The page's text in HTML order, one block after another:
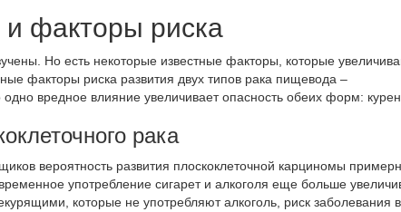
факторы риска
Но есть некоторые известные факторы, которые
факторы риска развития двух типов рака пищевода –
вредное влияние увеличивает опасность обеих форм:
рака
вероятность развития плоскоклеточной карциномы
употребление сигарет и алкоголя еще больше
которые не употребляют алкоголь, риск заболевания